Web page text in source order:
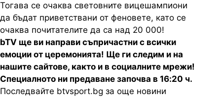
Тогава се очаква световните вицешампиони
да бъдат приветствани от феновете, като се
очаква почитателите да са над 20 000!
bTV ще ви направи съпричастни с всички
емоции от церемонията! Ще ги следим и на
нашите сайтове, както и в социалните мрежи!
Специалното ни предаване започва в 16:20 ч.
Последвайте btvsport.bg за още новини